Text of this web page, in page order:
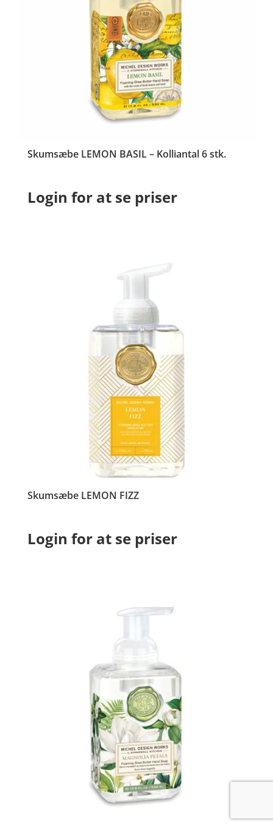
Skumsæbe LEMON BASIL – Kolliantal 6 stk.
Login for at se priser
Skumsæbe LEMON FIZZ
Login for at se priser